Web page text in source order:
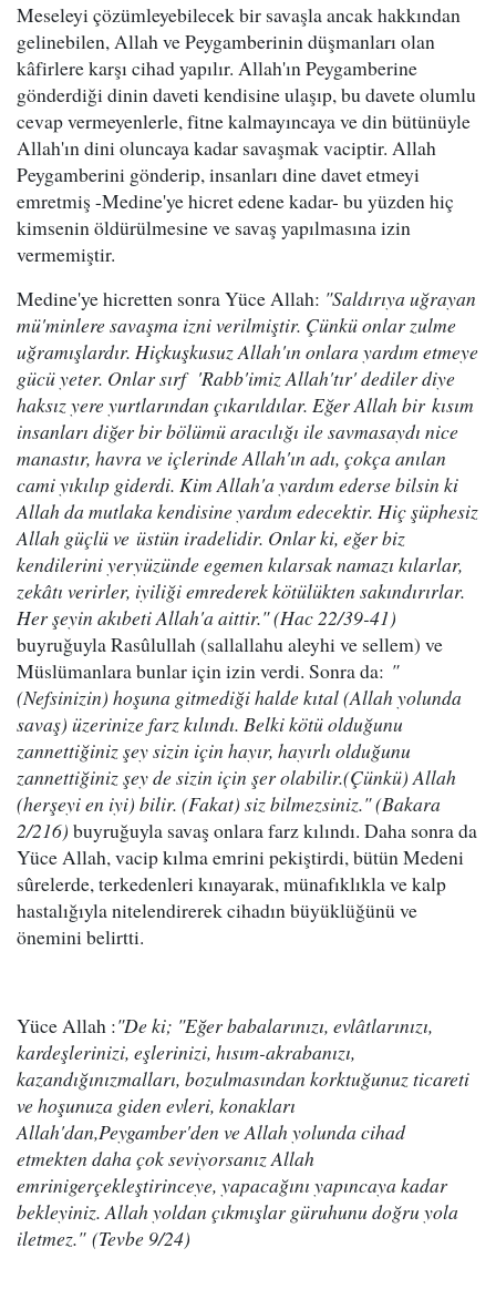
Meseleyi çözümleyebilecek bir savaşla ancak hakkından
gelinebilen, Allah ve Peygamberinin düşmanları olan
kâfirlere karşı cihad yapılır. Allah'ın Peygamberine
gönderdiği dinin daveti kendisine ulaşıp, bu davete olumlu
cevap vermeyenlerle, fitne kalmayıncaya ve din bütünüyle
Allah'ın dini oluncaya kadar savaşmak vaciptir. Allah
Peygamberini gönderip, insanları dine davet etmeyi
emretmiş -Medine'ye hicret edene kadar- bu yüzden hiç
kimsenin öldürülmesine ve savaş yapılmasına izin
vermemiştir.
Medine'ye hicretten sonra Yüce Allah: "Saldırıya uğrayan
mü'minlere savaşma izni verilmiştir. Çünkü onlar zulme
uğramışlardır. Hiçkuşkusuz Allah'ın onlara yardım etmeye
gücü yeter. Onlar sırf 'Rabb'imiz Allah'tır' dediler diye
haksız yere yurtlarından çıkarıldılar. Eğer Allah bir kısım
insanları diğer bir bölümü aracılığı ile savmasaydı nice
manastır, havra ve içlerinde Allah'ın adı, çokça anılan
cami yıkılıp giderdi. Kim Allah'a yardım ederse bilsin ki
Allah da mutlaka kendisine yardım edecektir. Hiç şüphesiz
Allah güçlü ve üstün iradelidir. Onlar ki, eğer biz
kendilerini yeryüzünde egemen kılarsak namazı kılarlar,
zekâtı verirler, iyiliği emrederek kötülükten sakındırırlar.
Her şeyin akıbeti Allah'a aittir."(Hac 22/39-41)
buyruğuyla Rasûlullah (sallallahu aleyhi ve sellem) ve
Müslümanlara bunlar için izin verdi. Sonra da: "
(Nefsinizin) hoşuna gitmediği halde kıtal (Allah yolunda
savaş) üzerinize farz kılındı. Belki kötü olduğunu
zannettiğiniz şey sizin için hayır, hayırlı olduğunu
zannettiğiniz şey de sizin için şer olabilir.(Çünkü) Allah
(herşeyi en iyi) bilir. (Fakat) siz bilmezsiniz." (Bakara
2/216) buyruğuyla savaş onlara farz kılındı. Daha sonra da
Yüce Allah, vacip kılma emrini pekiştirdi, bütün Medeni
sûrelerde, terkedenleri kınayarak, münafıklıkla ve kalp
hastalığıyla nitelendirerek cihadın büyüklüğünü ve
önemini belirtti.
Yüce Allah :"De ki; "Eğer babalarınızı, evlâtlarınızı,
kardeşlerinizi, eşlerinizi, hısım-akrabanızı,
kazandığınızmalları, bozulmasından korktuğunuz ticareti
ve hoşunuza giden evleri, konakları
Allah'dan,Peygamber'den ve Allah yolunda cihad
etmekten daha çok seviyorsanız Allah
emrinigerçekleştirinceye, yapacağını yapıncaya kadar
bekleyiniz. Allah yoldan çıkmışlar güruhunu doğru yola
iletmez." (Tevbe 9/24)